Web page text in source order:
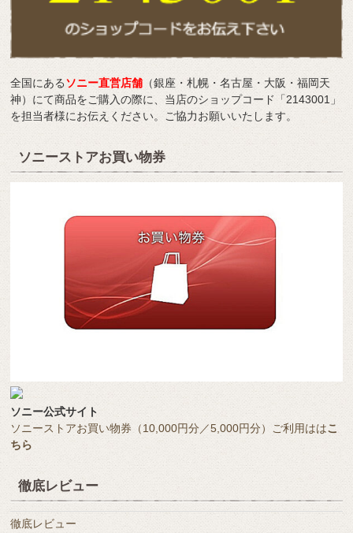
全国にあるソニー直営店舗 （銀座・札幌・名古屋・大阪・福岡天
神）にて商品をご購入の際に、当店のショップコード「2143001」
を担当者様にお伝えください。ご協力お願いいたします。
ソニーストアお買い物券
ソニー公式サイト
ソニーストアお買い物券（10,000円分／5,000円分）ご利用ははこ
ちら
徹底レビュー
徹底レビュー